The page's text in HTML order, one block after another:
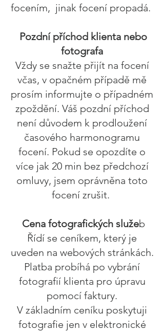
focením, jinak focení propadá.
Pozdní příchod klienta nebo
fotografa
Vždy se snažte přijít na focení
včas, v opačném případě mě
prosím informujte o případném
zpoždění. Váš pozdní příchod
není důvodem k prodloužení
časového harmonogramu
focení. Pokud se opozdíte o
více jak 20 min bez předchozí
omluvy, jsem oprávněna toto
focení zrušit.
Cena fotografických služeb
Řídí se ceníkem, který je
uveden na webových stránkách.
Platba probíhá po vybrání
fotografií klienta pro úpravu
pomocí faktury.
V základním ceníku poskytuji
fotografie jen v elektronické